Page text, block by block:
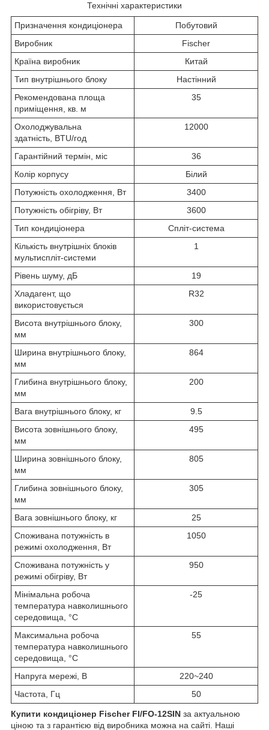
Технічні характеристики
Призначення кондиціонера
Побутовий
Виробник
Fischer
Країна виробник
Китай
Тип внутрішнього блоку
Настінний
Рекомендована площа
приміщення, кв. м
35
Охолоджувальна
здатність, BTU/год
12000
Гарантійний термін, міс
36
Колір корпусу
Білий
Потужність охолодження, Вт
3400
Потужність обігріву, Вт
3600
Тип кондиціонера
Спліт-система
Кількість внутрішніх блоків
мультиспліт-системи
1
Рівень шуму, дБ
19
Хладагент, що
використовується
R32
Висота внутрішнього блоку,
мм
300
Ширина внутрішнього блоку,
мм
864
Глибина внутрішнього блоку,
мм
200
Вага внутрішнього блоку, кг
9.5
Висота зовнішнього блоку,
мм
495
Ширина зовнішнього блоку,
мм
805
Глибина зовнішнього блоку,
мм
305
Вага зовнішнього блоку, кг
25
Споживана потужність в
режимі охолодження, Вт
1050
Споживана потужність у
режимі обігріву, Вт
950
Мінімальна робоча
температура навколишнього
середовища, °C
-25
Максимальна робоча
температура навколишнього
середовища, °C
55
Напруга мережі, B
220~240
Частота, Гц
50
Купити кондиціонер Fischer FI/FO-12SIN за актуальною
ціною та з гарантією від виробника можна на сайті. Наші